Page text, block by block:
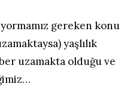
gereken konu
yaşlılık
uzamakta olduğu ve